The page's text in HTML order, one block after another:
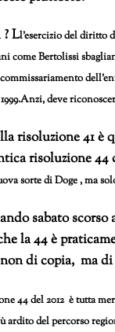
Ll’esercizio del diritto
come Bertolissi
.Anzi, deve
risoluzione 41
risoluzione 44
sorte di Doge , ma
sabato
la 44 è
di copia, ma
44 del 2012 è tutta
ardito del percorso